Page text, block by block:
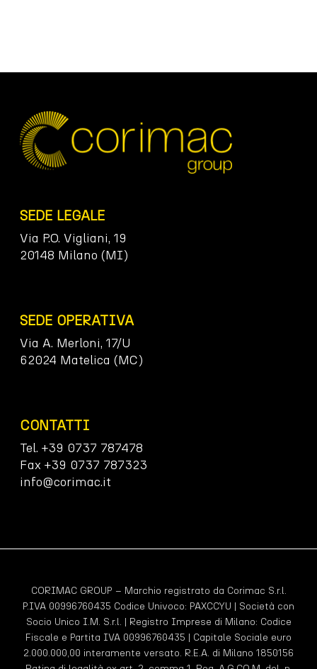
SEDE LEGALE
Via P.O. Vigliani, 19
20148 Milano (MI)
SEDE OPERATIVA
Via A. Merloni, 17/U
62024 Matelica (MC)
CONTATTI
Tel. +39 0737 787478
Fax +39 0737 787323
info@corimac.it
CORIMAC GROUP – Marchio registrato da Corimac S.r.l.
P.IVA 00996760435 Codice Univoco: PAXCCYU | Società con
Socio Unico I.M. S.r.l. | Registro Imprese di Milano: Codice
Fiscale e Partita IVA 00996760435 | Capitale Sociale euro
2.000.000,00 interamente versato. R.E.A. di Milano 1850156